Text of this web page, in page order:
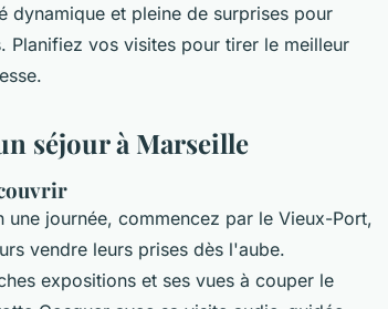
dynamique et pleine de surprises pour
Planifiez vos visites pour tirer le meilleur
séjour à Marseille
une journée, commencez par le Vieux-Port,
vendre leurs prises dès l'aube.
expositions et ses vues à couper le